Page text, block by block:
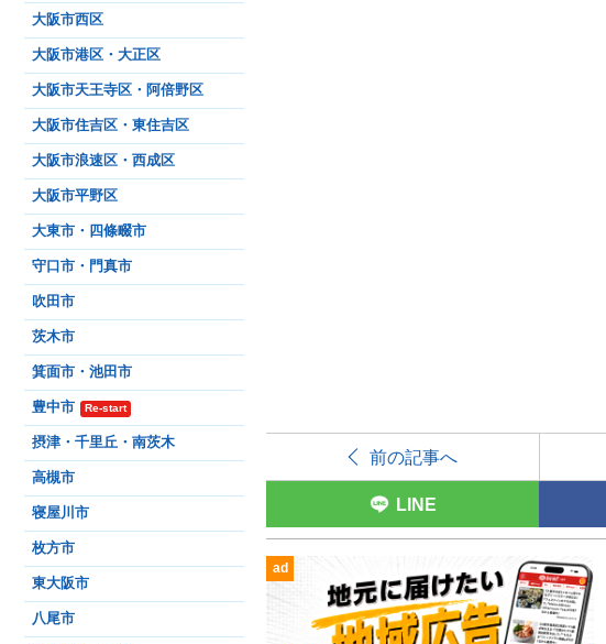
前の記事へ
LINE
ad
大阪市西区
大阪市港区・大正区
大阪市天王寺区・阿倍野区
大阪市住吉区・東住吉区
大阪市浪速区・西成区
大阪市平野区
大東市・四條畷市
守口市・門真市
吹田市
茨木市
箕面市・池田市
豊中市 Re-start
摂津・千里丘・南茨木
高槻市
寝屋川市
枚方市
東大阪市
八尾市